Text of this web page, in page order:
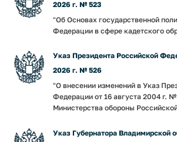
2026 г. № 523
"Об Основах государственной
Федерации в сфере кадетского
Указ Президента Российской
2026 г. № 526
"О внесении изменений в Указ
Федерации от 16 августа 2004 г.
Министерства обороны
Указ Губернатора Владимирской